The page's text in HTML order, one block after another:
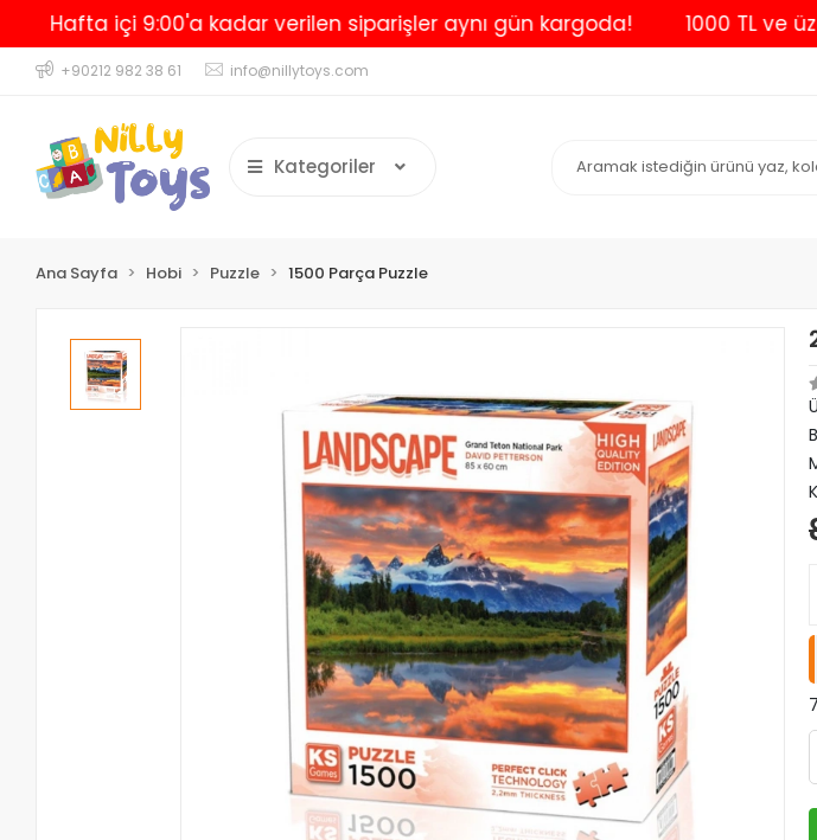
içi 9:00'a kadar verilen siparişler aynı gün kargoda! 1000 TL ve üzeri
+90212 982 38 61 info@nillytoys.com
Kategoriler
Ana Sayfa Hobi Puzzle 1500 Parça Puzzle